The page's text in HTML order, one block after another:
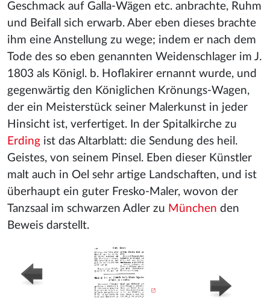
Geschmack auf Galla-Wägen etc. anbrachte, Ruhm
und Beifall sich erwarb. Aber eben dieses brachte
ihm eine Anstellung zu wege; indem er nach dem
Tode des so eben genannten Weidenschlager im J.
1803 als Königl. b. Hoflakirer ernannt wurde, und
gegenwärtig den Königlichen Krönungs-Wagen,
der ein Meisterstück seiner Malerkunst in jeder
Hinsicht ist, verfertiget. In der Spitalkirche zu
Erding ist das Altarblatt: die Sendung des heil.
Geistes, von seinem Pinsel. Eben dieser Künstler
malt auch in Oel sehr artige Landschaften, und ist
überhaupt ein guter Fresko-Maler, wovon der
Tanzsaal im schwarzen Adler zu München den
Beweis darstellt.